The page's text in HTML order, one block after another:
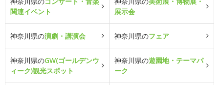
関連イベント
展示会
神奈川県の演劇・講演会 神奈川県のフェア
神奈川県のGW(ゴールデンウ
ィーク)観光スポット
神奈川県の遊園地・テーマパ
ーク